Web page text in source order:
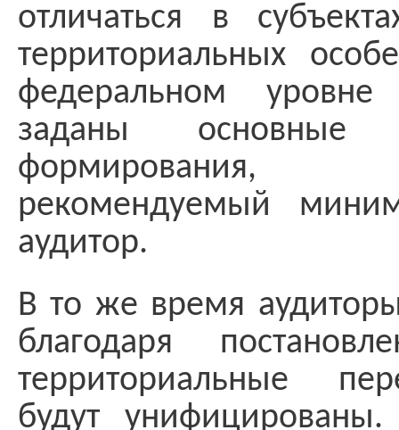
отличаться в
территориальных
федеральном
заданы
формирования,
рекомендуемый
аудитор.
В то же время
благодаря
территориальные
будут